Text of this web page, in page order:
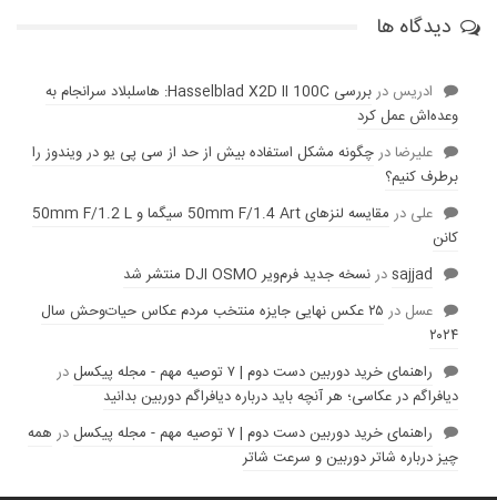
دیدگاه ها
ادریس در
بررسی Hasselblad X2D II 100C: هاسلبلاد سرانجام به
وعده‌‌اش عمل کرد
عليرضادرچگونه مشکل استفاده بیش از حد از سی پی یو در ویندوز را
برطرف کنیم؟
علی در
مقایسه لنز‌های 50mm F/1.4 Art سیگما و 50mm F/1.2 L
کانن
sajjadدرنسخه جدید فرم‌ویر DJI OSMO منتشر شد
عسل در
۲۵ عکس نهایی جایزه منتخب مردم عکاس حیات‌وحش سال
۲۰۲۴
راهنمای خرید دوربین دست دوم | ۷ توصیه مهم - مجله پیکسل
در
دیافراگم در عکاسی؛ هر آنچه باید درباره دیافراگم دوربین بدانید
راهنمای خرید دوربین دست دوم | ۷ توصیه مهم - مجله پیکسل
در همه
چیز درباره شاتر دوربین و سرعت شاتر